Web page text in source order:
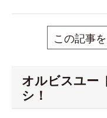
この記事
オルビスユー
シ！